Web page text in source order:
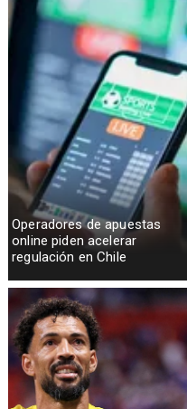
Operadores de apuestas
online piden acelerar
regulación en Chile